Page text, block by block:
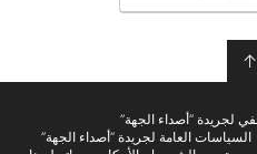
↑
لجريدة “أصداء الجهة”
السياسات العامة لجريدة “أصداء الجهة”